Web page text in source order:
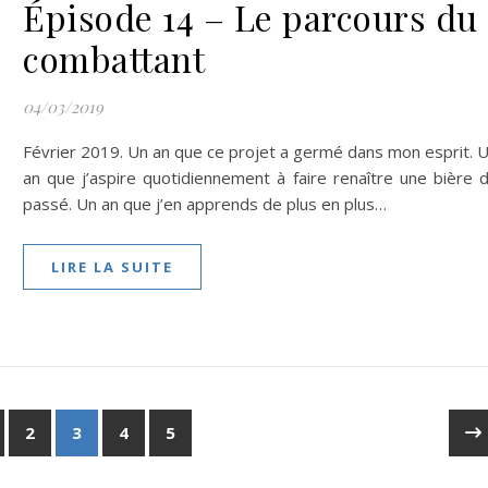
Épisode 14 – Le parcours du
combattant
04/03/2019
Février 2019. Un an que ce projet a germé dans mon esprit.
an que j’aspire quotidiennement à faire renaître une bière
passé. Un an que j’en apprends de plus en plus…
LIRE LA SUITE
2 3 4 5